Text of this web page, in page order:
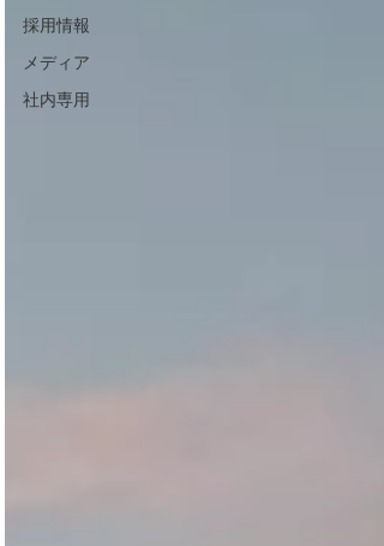
採用情報
メディア
社内専用